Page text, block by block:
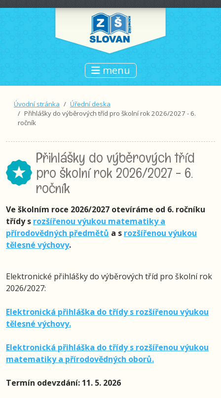
menu
Úvodní stránka
Úřední deska
Přihlášky do výběrových tříd pro školní rok 2026/2027 - 6.
ročník
Přihlášky do výběrových tříd
pro školní rok 2026/2027 - 6.
ročník
Ve školním roce 2026/2027 otevíráme od 6. ročníku
třídy s rozšířenou výukou matematiky a
přírodovědných předmětů a s rozšířenou výukou
tělesné výchovy.
Elektronické přihlášky do výběrových tříd pro školní rok
2026/2027:
Elektronická přihláška do třídy s rozšířenou výukou
tělesné výchovy.
Elektronická přihláška do třídy s rozšířenou výukou
matematiky a přírodovědných oborů.
Termín odevzdání: 11. 5. 2026